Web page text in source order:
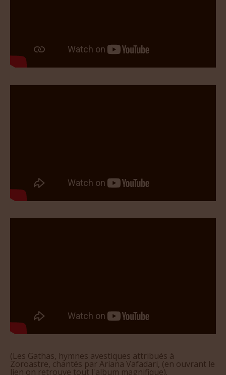
(Les Gathas, hymnes avestiques attribués à
Zoroastre, chantés par Ariana Vafadari, (en ouvrant le
lien on retrouve tout l'album magnifique).